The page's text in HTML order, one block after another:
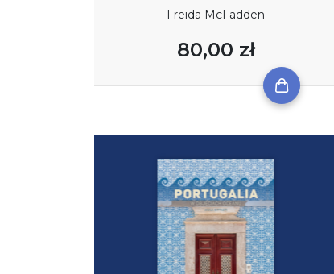
Freida McFadden
80,00 zł